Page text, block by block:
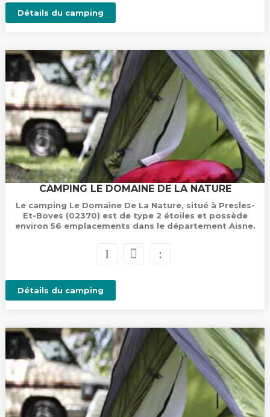
Détails du camping
CAMPING LE DOMAINE DE LA NATURE
Le camping Le Domaine De La Nature, situé à Presles-
Et-Boves (02370) est de type 2 étoiles et possède
environ 56 emplacements dans le département Aisne.
Détails du camping